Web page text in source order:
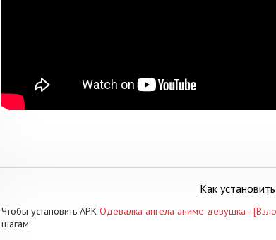
Как
Чтобы установить APK Одевалка ангела аниме девушка -
шагам: